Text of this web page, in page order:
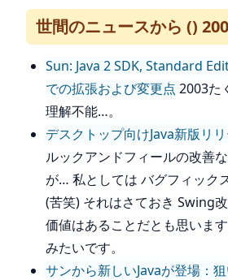
世間のニュースから ()
Sun: Java 2 SDK, Standard
での拡張および変更点 2003た
理解不能…。
デスクトップ向けJava新版リ
ルックアンドフィールの改善
が… 私としては バグフィック
(苦笑) それはさておき Swing
価値はあることだとも思いま
みたいです。
サンから新しいJavaが登場：